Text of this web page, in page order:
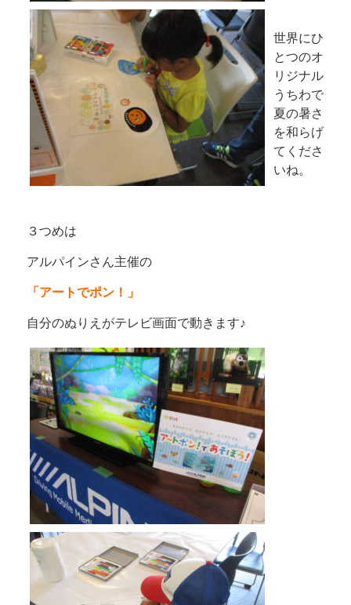
世界にひ
とつのオ
リジナル
うちわで
夏の暑さ
を和らげ
てくださ
いね。
３つめは
アルパインさん主催の
「アートでポン！」
自分のぬりえがテレビ画面で動きます♪